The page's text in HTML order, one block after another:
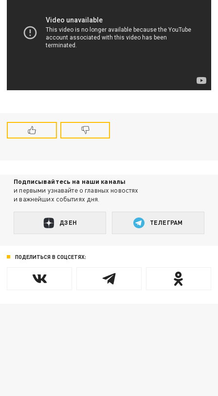
Подписывайтесь на наши каналы
и первыми узнавайте о главных новостях
и важнейших событиях дня.
ДЗЕН ТЕЛЕГРАМ
ПОДЕЛИТЬСЯ В СОЦСЕТЯХ: